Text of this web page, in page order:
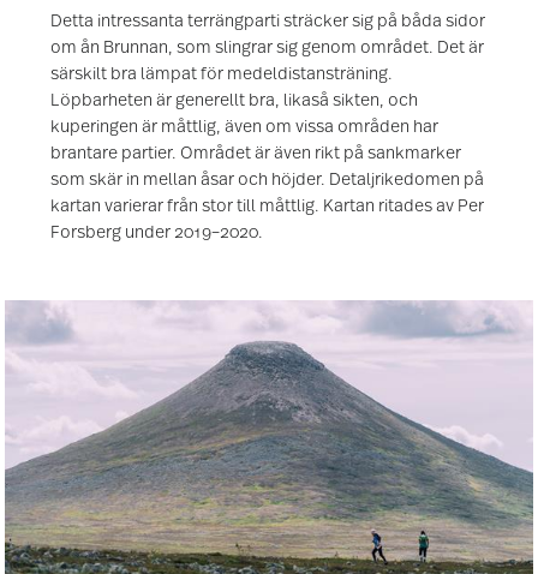
Detta intressanta terrängparti sträcker sig på båda sidor
om ån Brunnan, som slingrar sig genom området. Det är
särskilt bra lämpat för medeldistansträning.
Löpbarheten är generellt bra, likaså sikten, och
kuperingen är måttlig, även om vissa områden har
brantare partier. Området är även rikt på sankmarker
som skär in mellan åsar och höjder. Detaljrikedomen på
kartan varierar från stor till måttlig. Kartan ritades av Per
Forsberg under 2019–2020.